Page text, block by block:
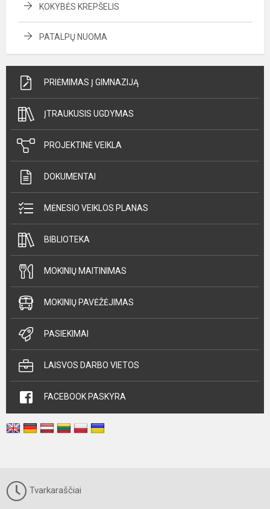
KOKYBĖS KREPŠELIS
PATALPŲ NUOMA
PRIĖMIMAS Į GIMNAZIJĄ
ĮTRAUKUSIS UGDYMAS
PROJEKTINĖ VEIKLA
DOKUMENTAI
MĖNESIO VEIKLOS PLANAS
BIBLIOTEKA
MOKINIŲ MAITINIMAS
MOKINIŲ PAVĖŽĖJIMAS
PASIEKIMAI
LAISVOS DARBO VIETOS
FACEBOOK PASKYRA
Tvarkaraščiai